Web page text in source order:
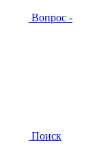
Вопрос -
Поиск